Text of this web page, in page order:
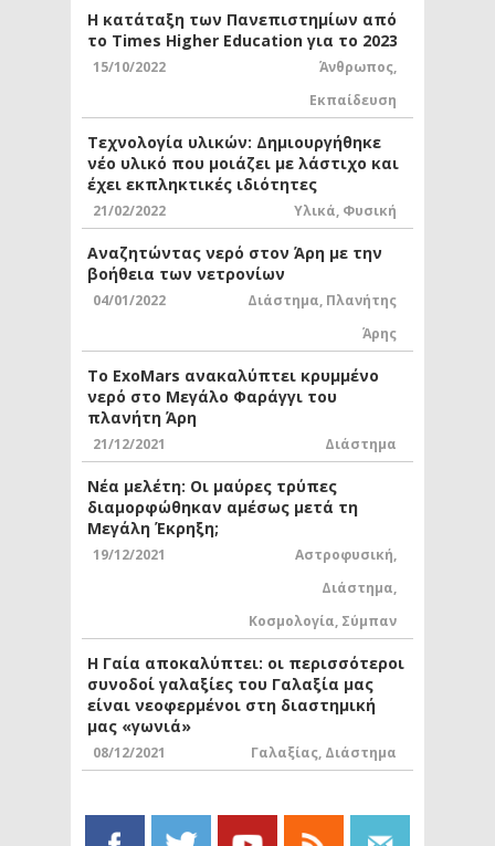
Η κατάταξη των Πανεπιστημίων από
το Times Higher Education για το 2023
15/10/2022 Άνθρωπος,
Εκπαίδευση
Τεχνολογία υλικών: Δημιουργήθηκε
νέο υλικό που μοιάζει με λάστιχο και
έχει εκπληκτικές ιδιότητες
21/02/2022 Υλικά, Φυσική
Αναζητώντας νερό στον Άρη με την
βοήθεια των νετρονίων
04/01/2022 Διάστημα, Πλανήτης
Άρης
Το ExoMars ανακαλύπτει κρυμμένο
νερό στο Μεγάλο Φαράγγι του
πλανήτη Άρη
21/12/2021 Διάστημα
Νέα μελέτη: Οι μαύρες τρύπες
διαμορφώθηκαν αμέσως μετά τη
Μεγάλη Έκρηξη;
19/12/2021 Αστροφυσική,
Διάστημα,
Κοσμολογία, Σύμπαν
Η Γαία αποκαλύπτει: οι περισσότεροι
συνοδοί γαλαξίες του Γαλαξία μας
είναι νεοφερμένοι στη διαστημική
μας «γωνιά»
08/12/2021 Γαλαξίας, Διάστημα